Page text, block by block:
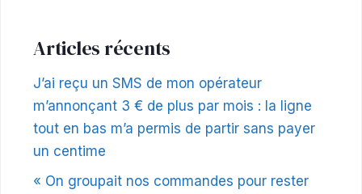
Articles récents
J’ai reçu un SMS de mon opérateur
m’annonçant 3 € de plus par mois : la ligne
tout en bas m’a permis de partir sans payer
un centime
« On groupait nos commandes pour rester